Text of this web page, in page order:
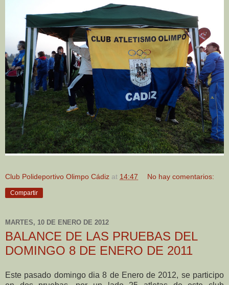
Club Polideportivo Olimpo Cádiz at 14:47 No hay comentarios:
Compartir
MARTES, 10 DE ENERO DE 2012
BALANCE DE LAS PRUEBAS DEL
DOMINGO 8 DE ENERO DE 2011
Este pasado domingo dia 8 de Enero de 2012, se participo